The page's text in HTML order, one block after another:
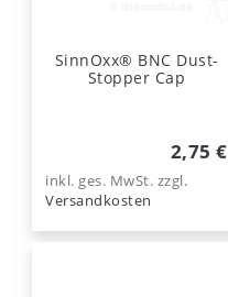
SinnOxx® BNC Dust-
Stopper Cap
2,75 €
inkl. ges. MwSt. zzgl.
Versandkosten